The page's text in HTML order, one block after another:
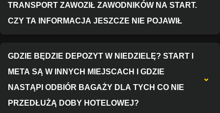
TRANSPORT ZAWOZIŁ ZAWODNIKÓW NA START.
CZY TA INFORMACJA JESZCZE NIE POJAWIŁ
GDZIE BĘDZIE DEPOZYT W NIEDZIELĘ? START I
META SĄ W INNYCH MIEJSCACH I GDZIE
NASTĄPI ODBIÓR BAGAŻY DLA TYCH CO NIE
PRZEDŁUŻĄ DOBY HOTELOWEJ?